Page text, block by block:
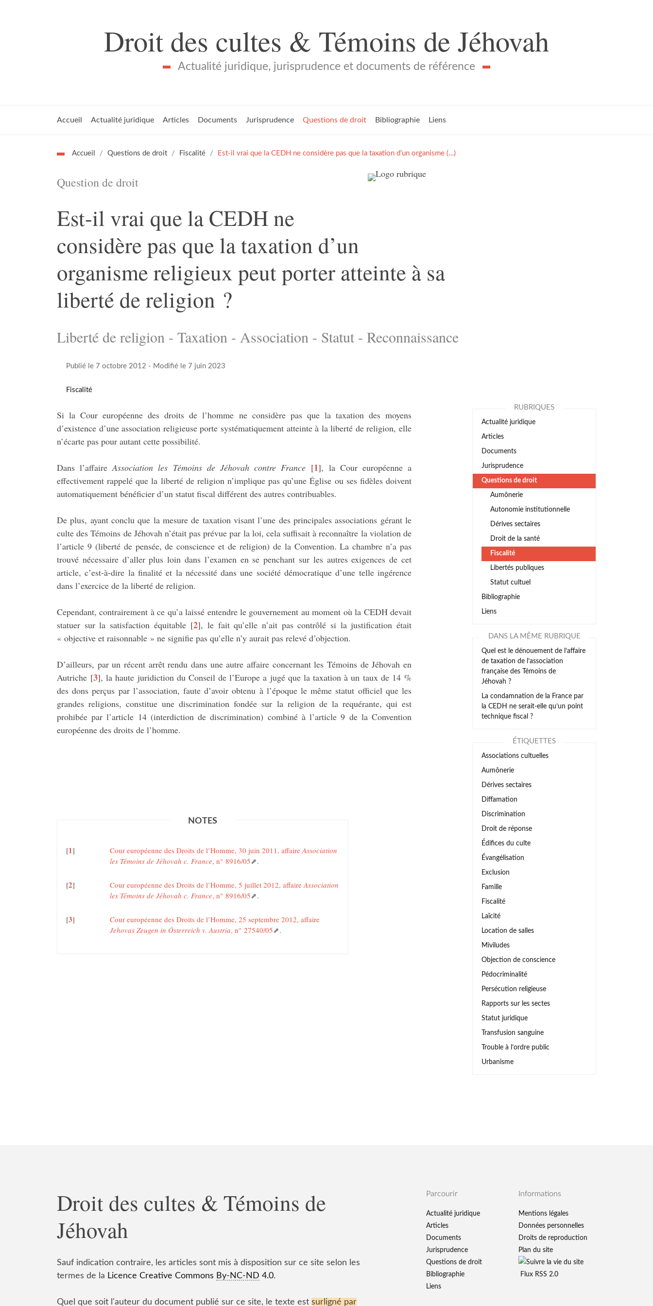
Droit des cultes & Témoins de Jéhovah
Actualité juridique, jurisprudence et documents de référence
Accueil Actualité juridique Articles Documents Jurisprudence Questions de droit Bibliographie Liens
Accueil Questions de droit Fiscalité Est-il vrai que la CEDH ne considère pas que la taxation d’un organisme (…)
Question de droit
Est-il vrai que la CEDH ne
considère pas que la taxation d’un
organisme religieux peut porter atteinte à sa
liberté de religion ?
Liberté de religion - Taxation - Association - Statut - Reconnaissance
Publié le 7 octobre 2012 - Modifié le 7 juin 2023
Fiscalité
Si la Cour européenne des droits de l’homme ne considère pas que la taxation des moyens
d’existence d’une association religieuse porte systématiquement atteinte à la liberté de religion, elle
n’écarte pas pour autant cette possibilité.
Dans l’affaireAssociation les Témoins de Jéhovah contre France [1], la Cour européenne a
effectivement rappelé que la liberté de religion n’implique pas qu’une Église ou ses fidèles doivent
automatiquement bénéficier d’un statut fiscal différent des autres contribuables.
De plus, ayant conclu que la mesure de taxation visant l’une des principales associations gérant le
culte des Témoins de Jéhovah n’était pas prévue par la loi, cela suffisait à reconnaître la violation de
l’article 9 (liberté de pensée, de conscience et de religion) de la Convention. La chambre n’a pas
trouvé nécessaire d’aller plus loin dans l’examen en se penchant sur les autres exigences de cet
article, c’est-à-dire la finalité et la nécessité dans une société démocratique d’une telle ingérence
dans l’exercice de la liberté de religion.
Cependant, contrairement à ce qu’a laissé entendre le gouvernement au moment où la CEDH devait
statuer sur la satisfaction équitable[2], le fait qu’elle n’ait pas contrôlé si la justification était
« objective et raisonnable » ne signifie pas qu’elle n’y aurait pas relevé d’objection.
D’ailleurs, par un récent arrêt rendu dans une autre affaire concernant les Témoins de Jéhovah en
Autriche [3], la haute juridiction du Conseil de l’Europe a jugé que la taxation à un taux de 14 %
des dons perçus par l’association, faute d’avoir obtenu à l’époque le même statut officiel que les
grandes religions, constitue une discrimination fondée sur la religion de la requérante, qui est
prohibée par l’article 14 (interdiction de discrimination) combiné à l’article 9 de la Convention
européenne des droits de l’homme.
NOTES
[1] Cour européenne des Droits de l’Homme, 30 juin 2011, affaire Association
les Témoins de Jéhovah c. France, n° 8916/05 .
[2] Cour européenne des Droits de l’Homme, 5 juillet 2012, affaire Association
les Témoins de Jéhovah c. France, n° 8916/05 .
[3]
Cour européenne des Droits de l’Homme, 25 septembre 2012, affaire
Jehovas Zeugen in Österreich v. Austria, n° 27540/05 .
RUBRIQUES
Actualité juridique
Articles
Documents
Jurisprudence
Questions de droit
Aumônerie
Autonomie institutionnelle
Dérives sectaires
Droit de la santé
Fiscalité
Libertés publiques
Statut cultuel
Bibliographie
Liens
DANS LA MÊME RUBRIQUE
Quel est le dénouement de l’affaire
de taxation de l’association
française des Témoins de
Jéhovah ?
La condamnation de la France par
la CEDH ne serait-elle qu’un point
technique fiscal ?
ÉTIQUETTES
Associations cultuelles
Aumônerie
Dérives sectaires
Diffamation
Discrimination
Droit de réponse
Édifices du culte
Évangélisation
Exclusion
Famille
Fiscalité
Laïcité
Location de salles
Miviludes
Objection de conscience
Pédocriminalité
Persécution religieuse
Rapports sur les sectes
Statut juridique
Transfusion sanguine
Trouble à l’ordre public
Urbanisme
Droit des cultes & Témoins de
Jéhovah
Sauf indication contraire, les articles sont mis à disposition sur ce site selon les
termes de la Licence Creative Commons By-NC-ND 4.0.
Quel que soit l'auteur du document publié sur ce site, le texte est surligné par
Parcourir
Actualité juridique
Articles
Documents
Jurisprudence
Questions de droit
Bibliographie
Liens
Informations
Mentions légales
Données personnelles
Droits de reproduction
Plan du site
Flux RSS 2.0